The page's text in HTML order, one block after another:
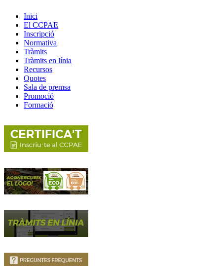
Inici
El CCPAE
Inscripció
Normativa
Tràmits
Tràmits en línia
Recursos
Quotes
Sala de premsa
Promoció
Formació